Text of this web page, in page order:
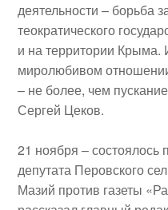
деятельности – борьба
теократического
и на территории Крыма.
миролюбивом
– не более, чем
Сергей Цеков.
21 ноября – состоялось
депутата Перовского
Мазий против газеты